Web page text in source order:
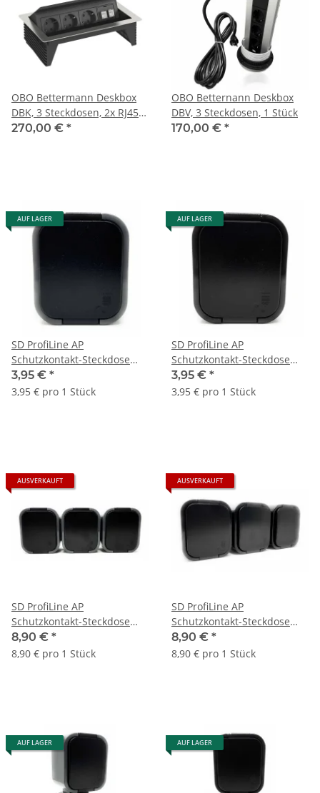
OBO Bettermann Deskbox
DBK, 3 Steckdosen, 2x RJ45
Kat.6, 1 Stück
270,00 € *
OBO Betternann Deskbox
DBV, 3 Steckdosen, 1 Stück
170,00 € *
AUF LAGER
SD ProfiLine AP
Schutzkontakt-Steckdose
NT-17B2, IP54, grau/schwarz
3,95 € *
3,95 € pro 1 Stück
AUF LAGER
SD ProfiLine AP
Schutzkontakt-Steckdose
NT-17B2, IP54, schwarz
3,95 € *
3,95 € pro 1 Stück
AUSVERKAUFT
SD ProfiLine AP
Schutzkontakt-Steckdose
NT-317B2, 3-fach, IP54,
grau/schwarz
8,90 € *
8,90 € pro 1 Stück
AUSVERKAUFT
SD ProfiLine AP
Schutzkontakt-Steckdose
NT-317B2, 3-fach, IP54,
schwarz
8,90 € *
8,90 € pro 1 Stück
AUF LAGER AUF LAGER